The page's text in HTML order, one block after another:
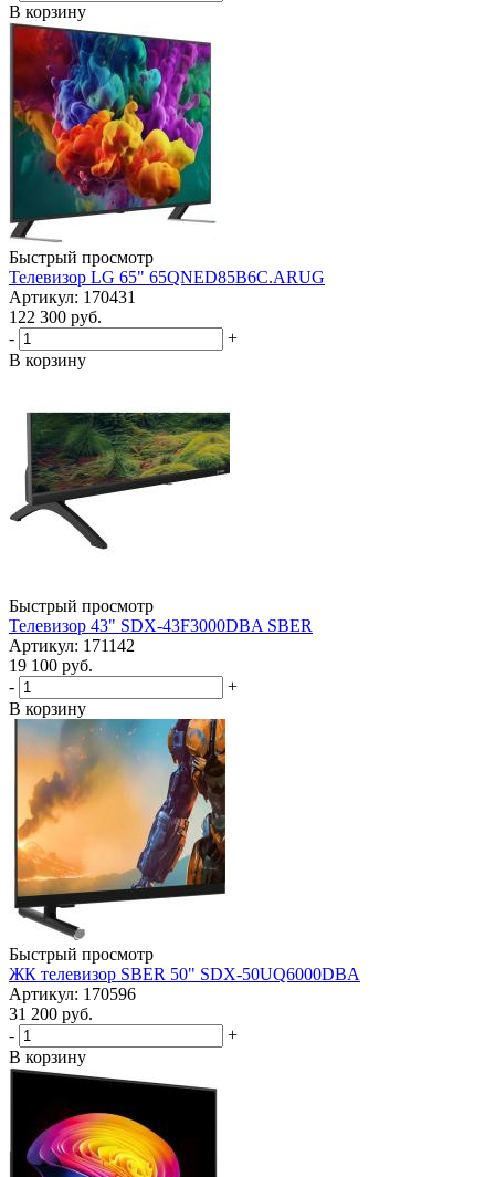
В корзину
Быстрый просмотр
Телевизор LG 65" 65QNED85B6C.ARUG
Артикул: 170431
122 300 руб.
-
+
В корзину
Быстрый просмотр
Телевизор 43" SDX-43F3000DBA SBER
Артикул: 171142
19 100 руб.
-
+
В корзину
Быстрый просмотр
ЖК телевизор SBER 50" SDX-50UQ6000DBA
Артикул: 170596
31 200 руб.
-
+
В корзину